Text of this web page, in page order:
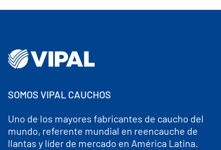
SOMOS VIPAL CAUCHOS
Uno de los mayores fabricantes de caucho del
mundo, referente mundial en reencauche de
llantas y líder de mercado en América Latina.